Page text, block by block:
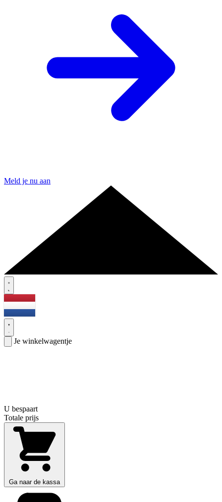
Meld je nu aan
Je winkelwagentje
U bespaart
Totale prijs
Ga naar de kassa